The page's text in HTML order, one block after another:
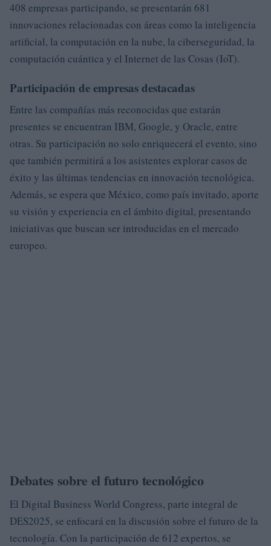
408 empresas participando, se presentarán 681
innovaciones relacionadas con áreas como la inteligencia
artificial, la computación en la nube, la ciberseguridad, la
computación cuántica y el Internet de las Cosas (IoT).
Participación de empresas destacadas
Entre las compañías más reconocidas que estarán
presentes se encuentran IBM, Google, y Oracle, entre
otras. Su participación no solo enriquecerá el evento, sino
que también permitirá a los asistentes explorar casos de
éxito y las últimas tendencias en innovación tecnológica.
Además, se espera que México, como país invitado, aporte
su visión y experiencia en el ámbito digital, presentando
iniciativas que buscan ser introducidas en el mercado
europeo.
Debates sobre el futuro tecnológico
El Digital Business World Congress, parte integral de
DES2025, se enfocará en la discusión sobre el futuro de la
tecnología. Con la participación de 612 expertos, se